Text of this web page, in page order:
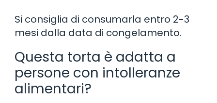
Si consiglia di consumarla entro 2-3
mesi dalla data di congelamento.
Questa torta è adatta a
persone con intolleranze
alimentari?